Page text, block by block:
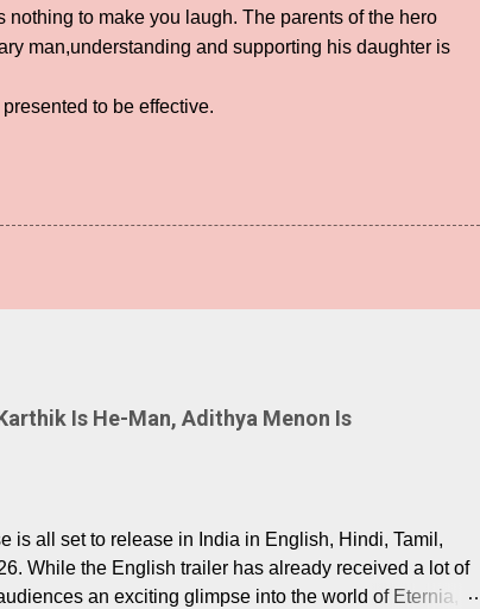
to make you laugh. The parents of the hero
man,understanding and supporting his daughter is
to be effective.
Is He-Man, Adithya Menon Is
is all set to release in India in English, Hindi, Tamil,
While the English trailer has already received a lot of
an exciting glimpse into the world of Eternia,